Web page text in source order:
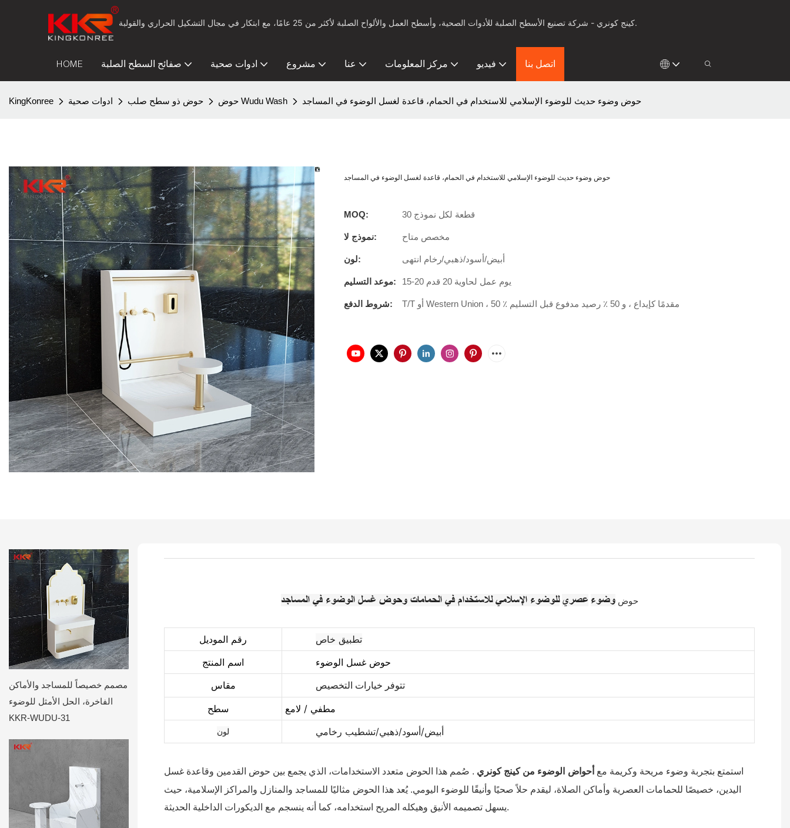
كينج كونري - شركة تصنيع الأسطح الصلبة للأدوات الصحية، وأسطح العمل والألواح الصلبة لأكثر من 25 عامًا، مع ابتكار في مجال التشكيل الحراري والقولبة.
HOME صفائح السطح الصلبة ادوات صحية مشروع عنا مركز المعلومات فيديو اتصل بنا
KingKonree ادوات صحية حوض ذو سطح صلب حوض Wudu Wash حوض وضوء حديث للوضوء الإسلامي للاستخدام في الحمام، قاعدة لغسل الوضوء في المساجد
حوض وضوء حديث للوضوء الإسلامي للاستخدام في الحمام، قاعدة لغسل الوضوء في المساجد
MOQ: 30 قطعة لكل نموذج
نموذج لا: مخصص متاح
لون: أبيض/أسود/ذهبي/رخام انتهى
موعد التسليم: 15-20 يوم عمل لحاوية 20 قدم
شروط الدفع: T/T أو Western Union ، 50 ٪ مقدمًا كإيداع ، و 50 ٪ رصيد مدفوع قبل التسليم
مصمم خصيصاً للمساجد والأماكن
الفاخرة، الحل الأمثل للوضوء
KKR-WUDU-31
حوضوضوء عصري للوضوء الإسلامي للاستخدام في الحمامات وحوض غسل الوضوء في المساجد
رقم الموديل
تطبيق خاص
اسم المنتج
حوض غسل الوضوء
مقاس
تتوفر خيارات التخصيص
سطح مطفي / لامع
لون أبيض/أسود/ذهبي/تشطيب رخامي
استمتع بتجربة وضوء مريحة وكريمة مع أحواض الوضوء من كينج كونري . صُمم هذا الحوض متعدد الاستخدامات، الذي يجمع بين حوض القدمين وقاعدة غسل
اليدين، خصيصًا للحمامات العصرية وأماكن الصلاة، ليقدم حلاً صحيًا وأنيقًا للوضوء اليومي. يُعد هذا الحوض مثاليًا للمساجد والمنازل والمراكز الإسلامية، حيث
يسهل تصميمه الأنيق وهيكله المريح استخدامه، كما أنه ينسجم مع الديكورات الداخلية الحديثة.